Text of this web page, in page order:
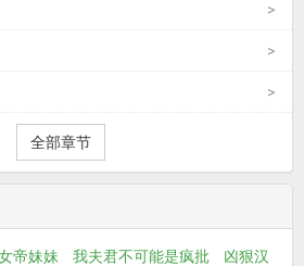
全部章节
帝妹妹 我夫君不可能是疯批
凶狠汉